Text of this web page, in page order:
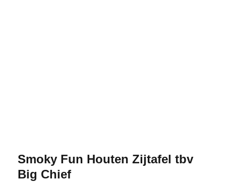
Smoky Fun Houten Zijtafel tbv
Big Chief